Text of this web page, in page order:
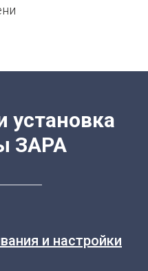
установка
ЗАРА
и настройки